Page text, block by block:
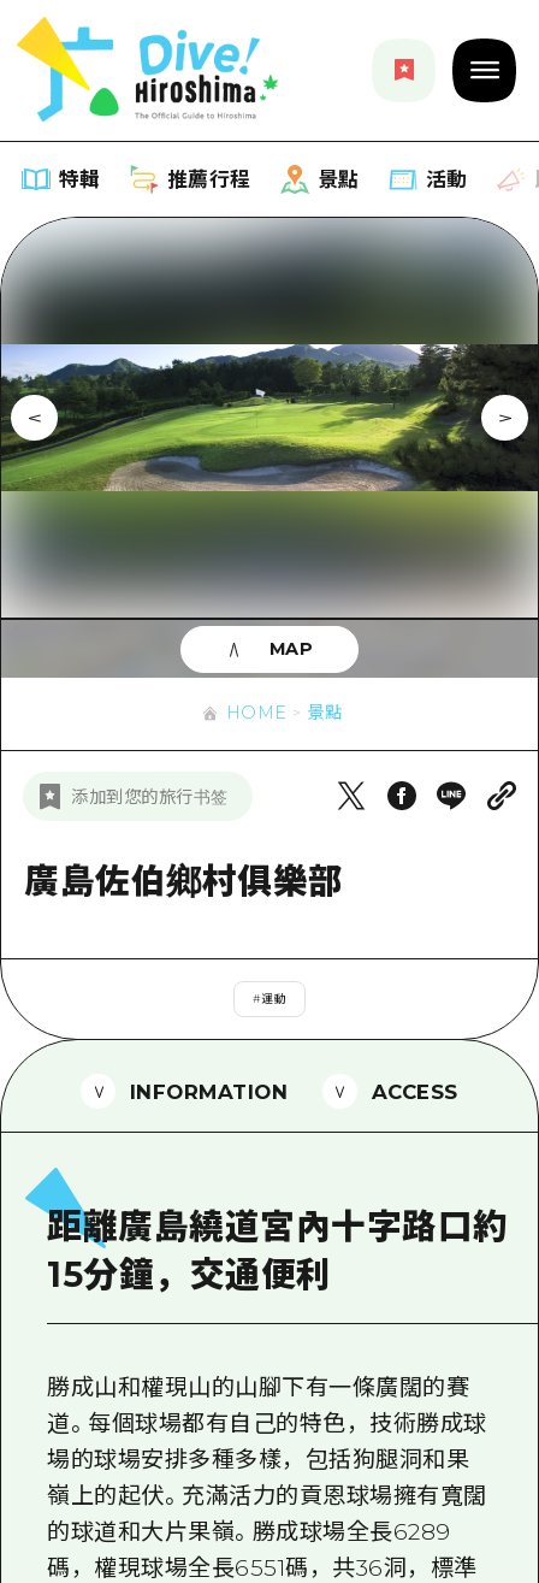
特輯 推薦行程 景點 活動
特輯
推薦
藝術
活動·廟會
騎自行車
購物
運動
夜晚生活
標準
治癒
推薦行程
列表
Dive! Hiroshima 官方向導
安芸
答對了
宮島周邊
短途旅行
1晚2天
2晚3天
景點
列表
答對了
美北
東山口
愛媛
島根
活動
有用的信息
列表
超值遊覽門票
廣島免費 Wi-Fi
常見問題
照片下載
新聞
HOME 景點
添加到您的旅行书签
廣島佐伯鄉村俱樂部
#運動
MAP
INFORMATION ACCESS
距離廣島繞道宮內十字路口約
15分鐘，交通便利
勝成山和權現山的山腳下有一條廣闊的賽
道。每個球場都有自己的特色，技術勝成球
場的球場安排多種多樣，包括狗腿洞和果
嶺上的起伏。充滿活力的貢恩球場擁有寬闊
的球道和大片果嶺。勝成球場全長6289
碼，權現球場全長6551碼，共36洞，標準